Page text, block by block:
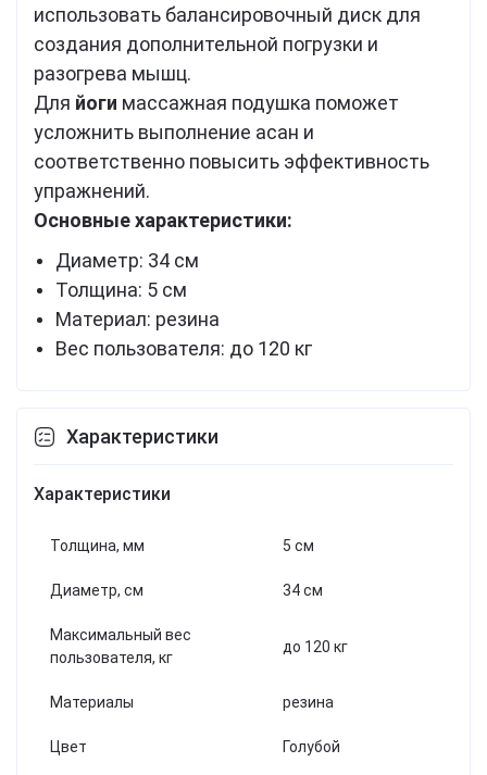
использовать балансировочный диск для
создания дополнительной погрузки и
разогрева мышц.
Для йоги массажная подушка поможет
усложнить выполнение асан и
соответственно повысить эффективность
упражнений.
Основные характеристики:
Диаметр: 34 см
Толщина: 5 см
Материал: резина
Вес пользователя: до 120 кг
Характеристики
Характеристики
Толщина, мм 5 см
Диаметр, см 34 см
Максимальный вес
пользователя, кг
до 120 кг
Материалы резина
Цвет Голубой